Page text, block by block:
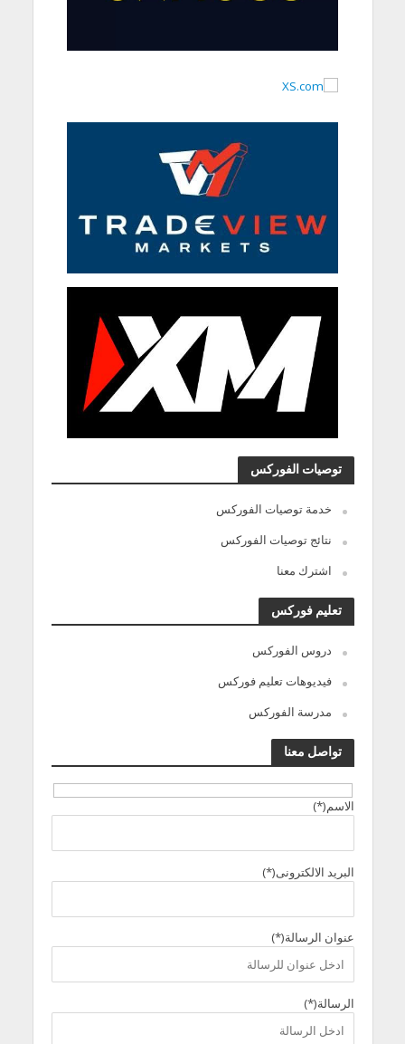
توصيات الفوركس
خدمة توصيات الفوركس
نتائج توصيات الفوركس
اشترك معنا
تعليم فوركس
دروس الفوركس
فيديوهات تعليم فوركس
مدرسة الفوركس
تواصل معنا
الاسم(*)
البريد الالكترونى(*)
عنوان الرسالة(*)
الرسالة(*)